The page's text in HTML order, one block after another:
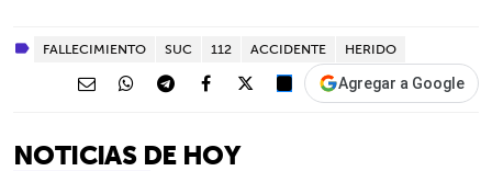
FALLECIMIENTO SUC 112 ACCIDENTE HERIDO
Agregar a Google
NOTICIAS DE HOY